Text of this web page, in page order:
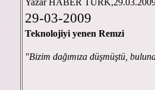
Yazar HABER
29-03-2009
Teknolojiyi yenen Remzi
"Bizim dağımıza düşmüştü,